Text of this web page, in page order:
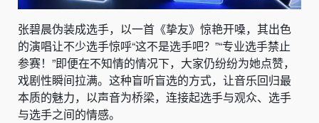
张碧晨伪装成选手，以一首《挚友》惊艳开嗓，其出色
的演唱让不少选手惊呼“这不是选手吧？”“专业选手禁止
参赛！”即便在不知情的情况下，大家仍纷纷为她点赞，
戏剧性瞬间拉满。这种盲听盲选的方式，让音乐回归最
本质的魅力，以声音为桥梁，连接起选手与观众、选手
与选手之间的情感。